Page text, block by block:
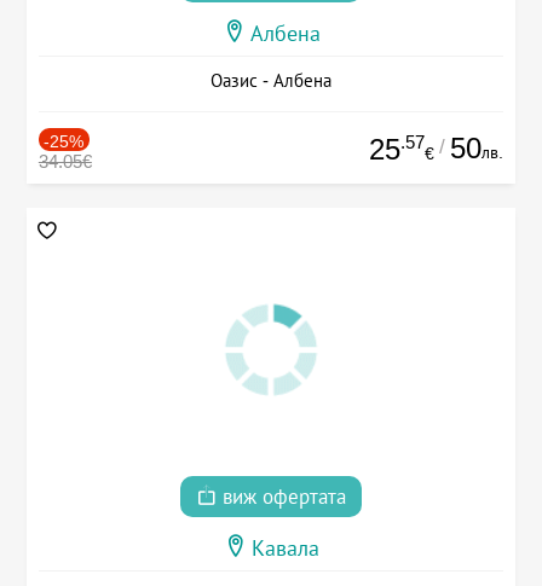
Албена
Оазис - Албена
-25%
34.05€ 25.57
€ / 50лв.
виж офертата
Кавала